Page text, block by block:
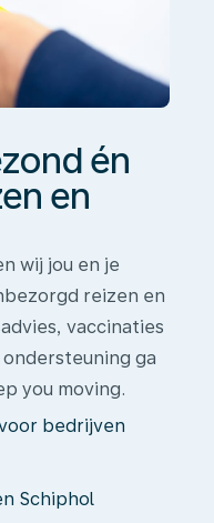
én
en
wij jou en je
reizen en
vaccinaties
ga
you moving.
bedrijven
Schiphol